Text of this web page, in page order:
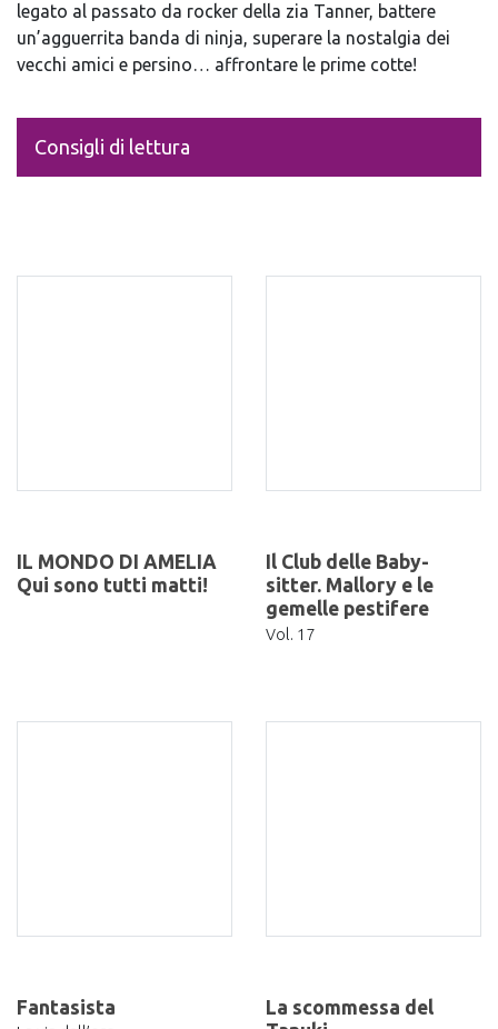
legato al passato da rocker della zia Tanner, battere
un’agguerrita banda di ninja, superare la nostalgia dei
vecchi amici e persino… affrontare le prime cotte!
Consigli di lettura
IL MONDO DI AMELIA
Qui sono tutti matti!
Il Club delle Baby-
sitter. Mallory e le
gemelle pestifere
Vol. 17
Fantasista
La scommessa del